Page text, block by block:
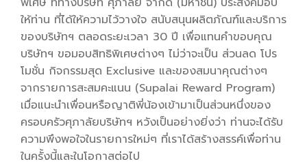
ให้ท่าน ที่ได้ให้ความไว้วางใจ สนับสนุนผลิตภัณฑ์และบริการ
ของบริษัทฯ ตลอดระยะเวลา 30 ปี เพื่อแทนคำขอบคุณ
บริษัทฯ ขอมอบสิทธิพิเศษต่างๆ ไม่ว่าจะเป็น ส่วนลด โปร
โมชั่น กิจกรรมสุด Exclusive และของสมนาคุณต่างๆ
จากรายการสะสมคะแนน (Supalai Reward Program)
เมื่อแนะนำเพื่อนหรือญาติพี่น้องเข้ามาเป็นส่วนหนึ่งของ
ครอบครัวศุภาลัยบริษัทฯ หวังเป็นอย่างยิ่งว่า ท่านจะได้รับ
ความพึงพอใจในรายการใหม่ๆ ที่เราได้สร้างสรรค์เพื่อท่าน
ในครั้งนี้และในโอกาสต่อไป